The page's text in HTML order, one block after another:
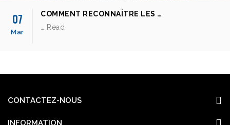
07
Mar
COMMENT RECONNAÎTRE LES …
… Read
CONTACTEZ-NOUS
INFORMATION